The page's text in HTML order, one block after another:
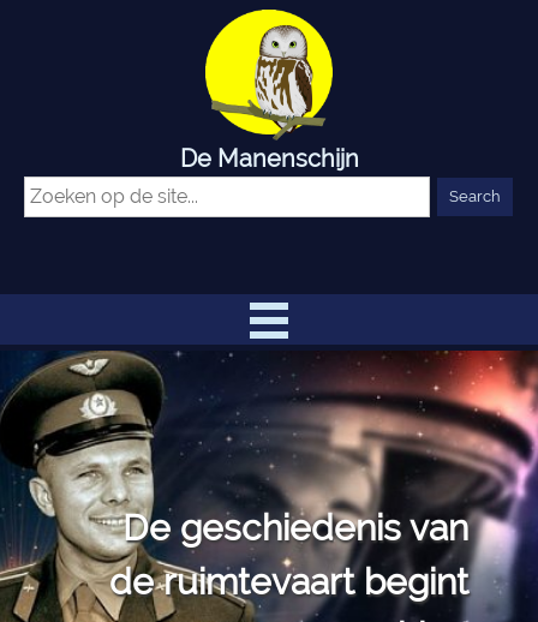
De Manenschijn
De geschiedenis van
de ruimtevaart begint